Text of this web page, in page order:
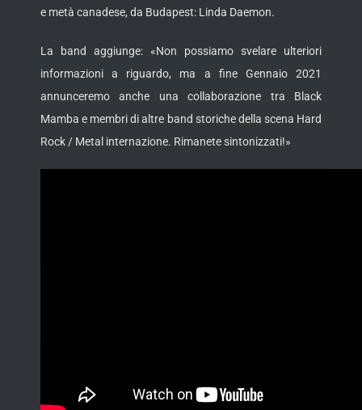
e metà canadese, da Budapest: Linda Daemon.
La band aggiunge: «Non possiamo svelare ulteriori
informazioni a riguardo, ma a fine Gennaio 2021
annunceremo anche una collaborazione tra Black
Mamba e membri di altre band storiche della scena Hard
Rock / Metal internazione. Rimanete sintonizzati!»